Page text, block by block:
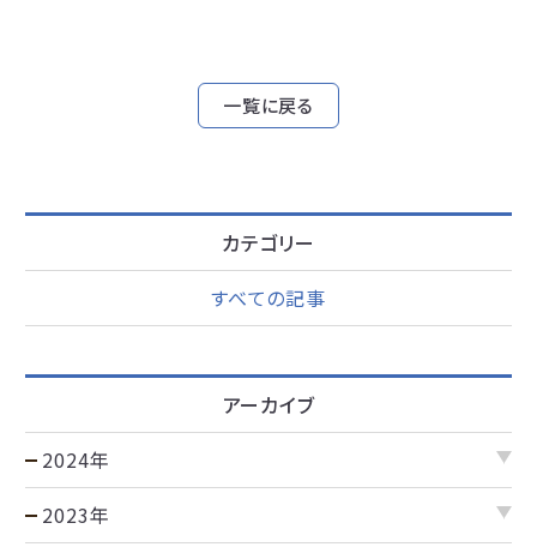
カテゴリー
すべての記事
アーカイブ
2024年
2023年
一覧に戻る